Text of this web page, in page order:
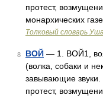
протест,
монархических
Толковый словарь
8 ВОЙ — 1. ВОЙ1,
(волка, собаки и
завывающие
протест,